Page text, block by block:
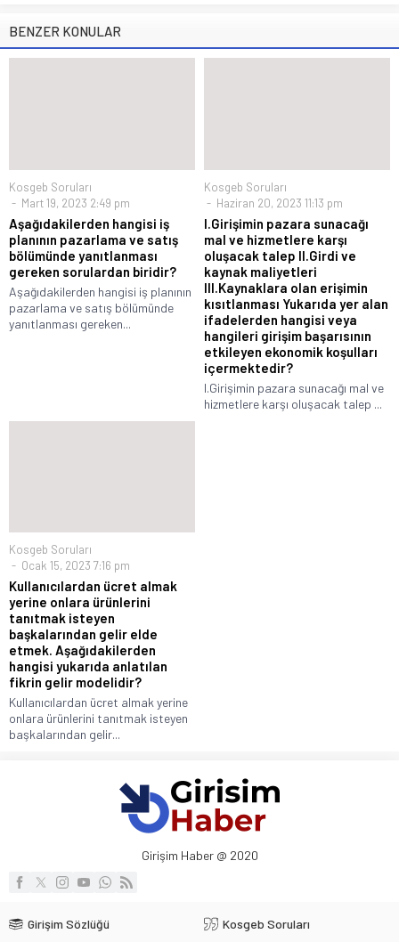
BENZER KONULAR
Kosgeb Soruları
Mart 19, 2023 2:49 pm
Aşağıdakilerden hangisi iş
planının pazarlama ve satış
bölümünde yanıtlanması
gereken sorulardan biridir?
Aşağıdakilerden hangisi iş planının
pazarlama ve satış bölümünde
yanıtlanması gereken...
Kosgeb Soruları
Haziran 20, 2023 11:13 pm
I.Girişimin pazara sunacağı
mal ve hizmetlere karşı
oluşacak talep II.Girdi ve
kaynak maliyetleri
III.Kaynaklara olan erişimin
kısıtlanması Yukarıda yer alan
ifadelerden hangisi veya
hangileri girişim başarısının
etkileyen ekonomik koşulları
içermektedir?
I.Girişimin pazara sunacağı mal ve
hizmetlere karşı oluşacak talep ...
Kosgeb Soruları
Ocak 15, 2023 7:16 pm
Kullanıcılardan ücret almak
yerine onlara ürünlerini
tanıtmak isteyen
başkalarından gelir elde
etmek. Aşağıdakilerden
hangisi yukarıda anlatılan
fikrin gelir modelidir?
Kullanıcılardan ücret almak yerine
onlara ürünlerini tanıtmak isteyen
başkalarından gelir...
Girişim Haber @ 2020
Girişim Sözlüğü Kosgeb Soruları